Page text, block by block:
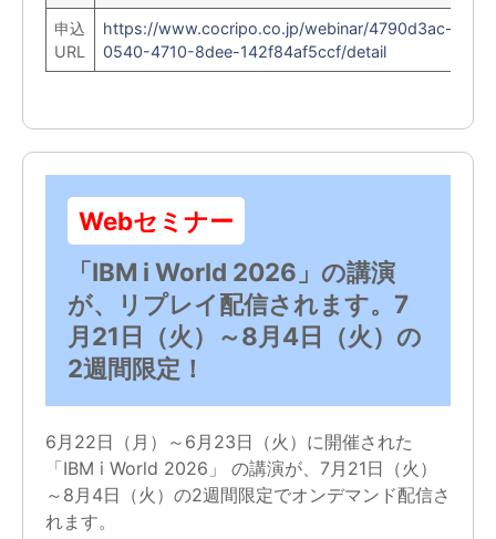
申込
URL
https://www.cocripo.co.jp/webinar/4790d3ac-
0540-4710-8dee-142f84af5ccf/detail
Webセミナー
「IBM i World 2026」の講演
が、リプレイ配信されます。7
月21日（火）～8月4日（火）の
2週間限定！
6月22日（月）～6月23日（火）に開催された
「IBM i World 2026」 の講演が、7月21日（火）
～8月4日（火）の2週間限定でオンデマンド配信さ
れます。